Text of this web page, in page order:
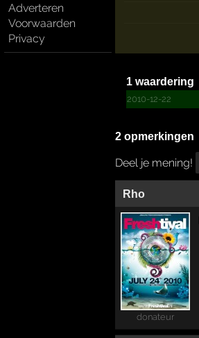
Adverteren
Voorwaarden
Privacy
1 waardering
2010-12-22
2 opmerkingen
Deel je mening!
Rho
donateur